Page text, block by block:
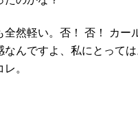
全然軽い。否！ 否！ カー
なんですよ、私にとって
。